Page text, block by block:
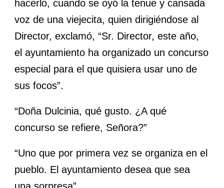
hacerlo, cuando se oyó la tenue y cansada
voz de una viejecita, quien dirigiéndose al
Director, exclamó, “Sr. Director, este año,
el ayuntamiento ha organizado un concurso
especial para el que quisiera usar uno de
sus focos”.
“Doña Dulcinia, qué gusto. ¿A qué
concurso se refiere, Señora?”
“Uno que por primera vez se organiza en el
pueblo. El ayuntamiento desea que sea